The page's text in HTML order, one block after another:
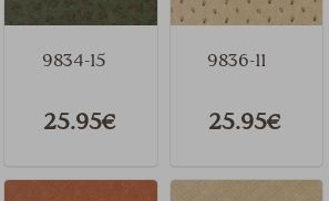
9834-15
25.95€
9836-11
25.95€